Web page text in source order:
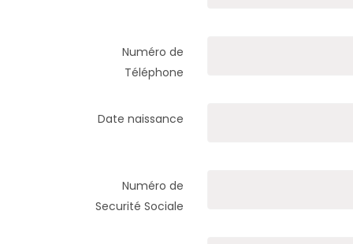
Numéro de
Téléphone
Date naissance
Numéro de
Securité Sociale